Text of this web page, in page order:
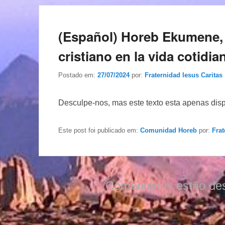
(Español) Horeb
cristiano en la vida
Postado em: 27/07/2024 por: Fraternidad Iesus Caritas
Desculpe-nos, mas este texto esta apenas
Este post foi publicado em: Comunidad Horeb por:
Comentários estão